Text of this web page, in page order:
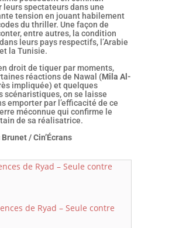
leurs spectateurs dans une
tension en jouant habilement
du thriller. Une façon de
entre autres, la condition
leurs pays respectifs, l’Arabie
la Tunisie.
droit de tiquer par moments,
réactions de Nawal (Mila Al-
impliquée) et quelques
scénaristiques, on se laisse
emporter par l’efficacité de ce
méconnue qui confirme le
de sa réalisatrice.
/ Cin’Écrans
de Ryad – Seule contre